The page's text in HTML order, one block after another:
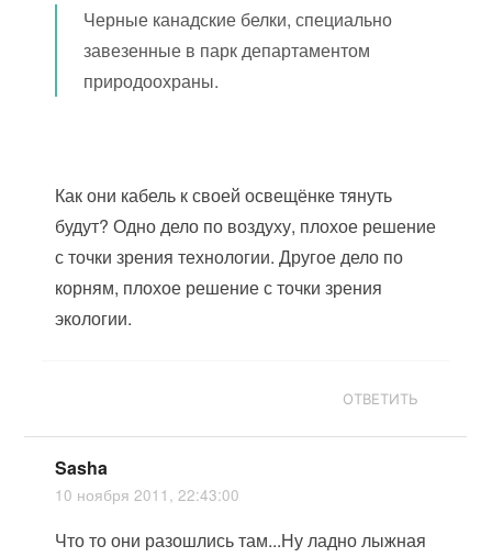
Черные канадские белки, специально
завезенные в парк департаментом
природоохраны.
Как они кабель к своей освещёнке тянуть
будут? Одно дело по воздуху, плохое решение
с точки зрения технологии. Другое дело по
корням, плохое решение с точки зрения
экологии.
ОТВЕТИТЬ
Sasha
10 ноября 2011, 22:43:00
Что то они разошлись там...Ну ладно лыжная